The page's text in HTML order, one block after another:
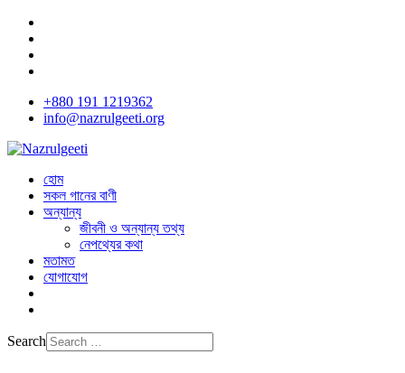
+880 191 1219362
info@nazrulgeeti.org
হোম
সকল গানের বাণী
অন্যান্য
জীবনী ও অন্যান্য তথ্য
নেপথ্যের কথা
মতামত
যোগাযোগ
Search